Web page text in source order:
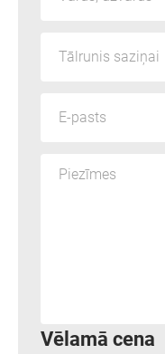
Vēlamā cena